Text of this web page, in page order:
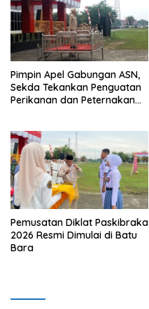
Pimpin Apel Gabungan ASN,
Sekda Tekankan Penguatan
Perikanan dan Peternakan
Pemusatan Diklat Paskibraka
2026 Resmi Dimulai di Batu
Bara